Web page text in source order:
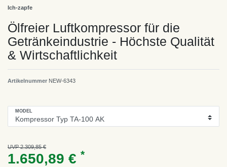
Ich-zapfe
Ölfreier Luftkompressor für die
Getränkeindustrie - Höchste Qualität
& Wirtschaftlichkeit
Artikelnummer NEW-6343
MODEL
UVP 2.309,85 €
1.650,89 € *